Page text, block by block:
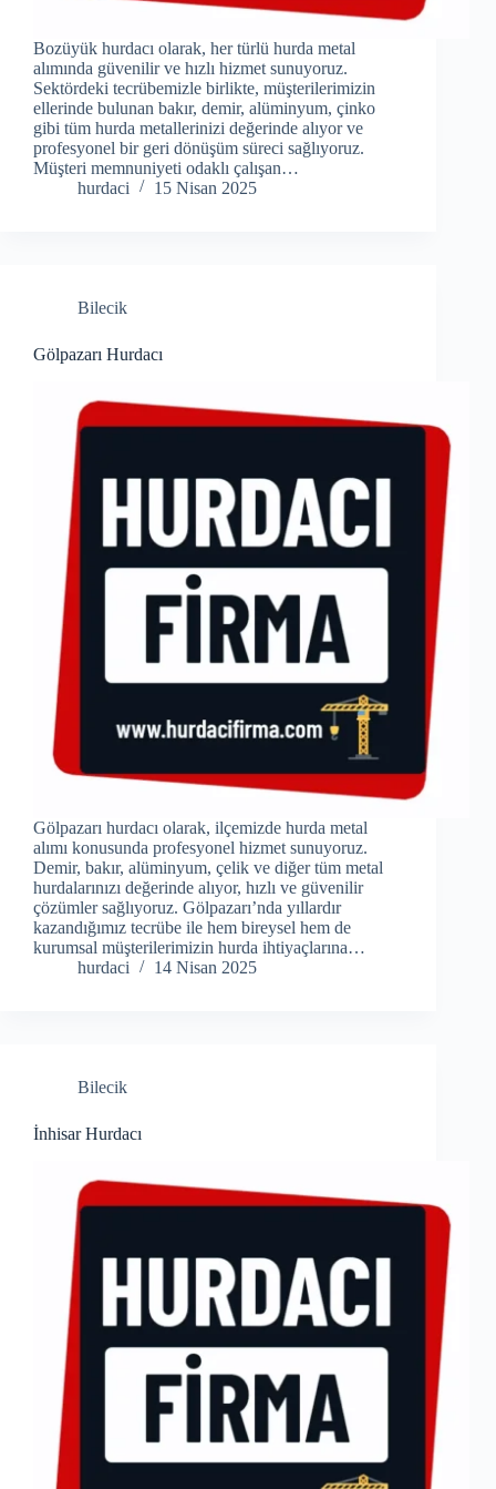
Bozüyük hurdacı olarak, her türlü hurda metal
alımında güvenilir ve hızlı hizmet sunuyoruz.
Sektördeki tecrübemizle birlikte, müşterilerimizin
ellerinde bulunan bakır, demir, alüminyum, çinko
gibi tüm hurda metallerinizi değerinde alıyor ve
profesyonel bir geri dönüşüm süreci sağlıyoruz.
Müşteri memnuniyeti odaklı çalışan…
hurdaci
15 Nisan 2025
Bilecik
Gölpazarı Hurdacı
Gölpazarı hurdacı olarak, ilçemizde hurda metal
alımı konusunda profesyonel hizmet sunuyoruz.
Demir, bakır, alüminyum, çelik ve diğer tüm metal
hurdalarınızı değerinde alıyor, hızlı ve güvenilir
çözümler sağlıyoruz. Gölpazarı’nda yıllardır
kazandığımız tecrübe ile hem bireysel hem de
kurumsal müşterilerimizin hurda ihtiyaçlarına…
hurdaci
14 Nisan 2025
Bilecik
İnhisar Hurdacı